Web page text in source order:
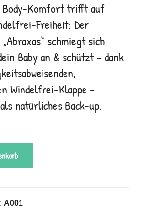
Body-Komfort trifft auf
Freiheit: Der
schmiegt sich
Baby an & schützt – dank
Windelfrei-Klappe –
natürliches Back-up.
A001